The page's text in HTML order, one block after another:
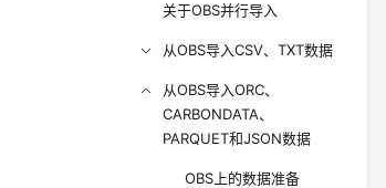
关于OBS并行导入
从OBS导入CSV、TXT数据
从OBS导入ORC、
CARBONDATA、
PARQUET和JSON数据
OBS上的数据准备